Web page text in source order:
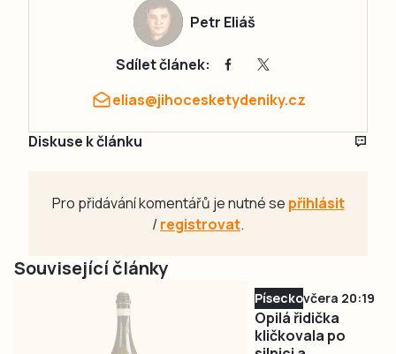
Petr Eliáš
Sdílet článek:
elias@jihocesketydeniky.cz
Diskuse k článku
Pro přidávání komentářů je nutné se přihlásit
/registrovat.
Související články
Píseckovčera 20:19
Opilá řidička
kličkovala po